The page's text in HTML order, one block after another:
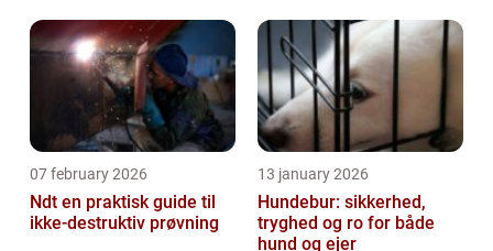
07 february 2026
Ndt en praktisk guide til
ikke-destruktiv prøvning
13 january 2026
Hundebur: sikkerhed,
tryghed og ro for både
hund og ejer